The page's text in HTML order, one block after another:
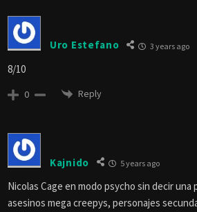
Uro Estefano 3 years ago
8/10
0 Reply
Kajnido 5 years ago
Nicolas Cage en modo psycho sin decir una
asesinos mega creepys, personajes